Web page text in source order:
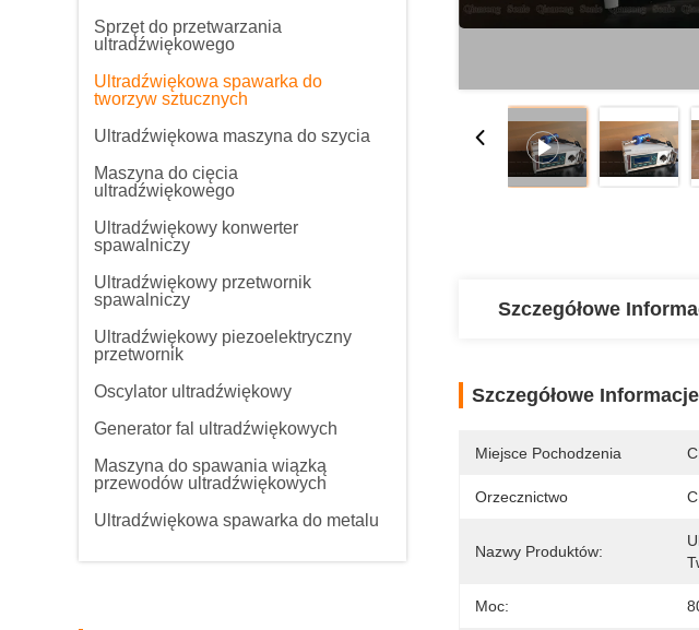
Sprzęt do przetwarzania
ultradźwiękowego
Ultradźwiękowa spawarka do
tworzyw sztucznych
Ultradźwiękowa maszyna do szycia
Maszyna do cięcia
ultradźwiękowego
Ultradźwiękowy konwerter
spawalniczy
Ultradźwiękowy przetwornik
spawalniczy
Ultradźwiękowy piezoelektryczny
przetwornik
Oscylator ultradźwiękowy
Generator fal ultradźwiękowych
Maszyna do spawania wiązką
przewodów ultradźwiękowych
Ultradźwiękowa spawarka do metalu
Szczegółowe
Szczegółowe Informacje
Miejsce Pochodzenia
Orzecznictwo
Nazwy Produktów:
Moc: